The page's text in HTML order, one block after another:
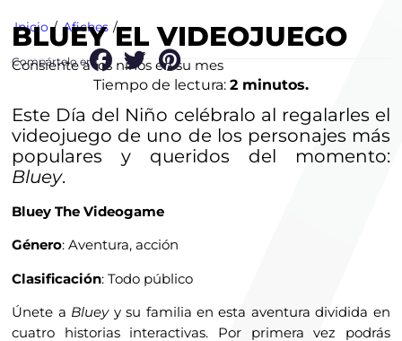
Inicio / Afiches /
BLUEY EL VIDEOJUEGO
Consiente a los niños en su mes
Compártelo en:
Tiempo de lectura: 2 minutos.
Este Día del Niño celébralo al regalarles el
videojuego de uno de los personajes más
populares y queridos del momento:
Bluey.
Bluey The Videogame
Género: Aventura, acción
Clasificación: Todo público
Únete a Bluey y su familia en esta aventura dividida en
cuatro historias interactivas. Por primera vez podrás